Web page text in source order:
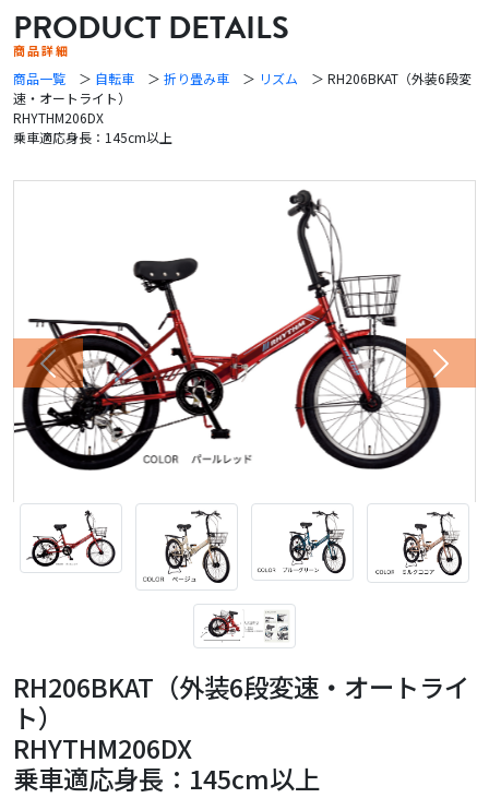
PRODUCT DETAILS
商品詳細
商品一覧 ＞ 自転車 ＞ 折り畳み車 ＞ リズム ＞ RH206BKAT（外装6段変
速・オートライト）
RHYTHM206DX
乗車適応身長：145cm以上
Previous Next
RH206BKAT（外装6段変速・オートライ
ト）
RHYTHM206DX
乗車適応身長：145cm以上